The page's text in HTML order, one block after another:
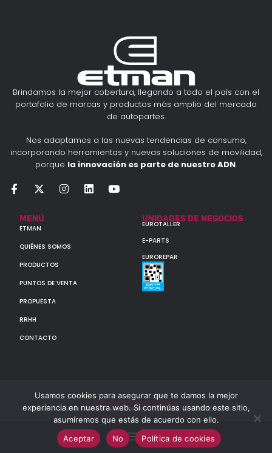
Brindamos la mejor cobertura, llegando a todo el país con el
portafolio de marcas y productos más amplio del mercado
de autopartes.
Nos adaptamos a las nuevas tendencias de consumo,
incorporando herramientas y nuevas soluciones de movilidad,
porque la innovación es parte de nuestro ADN.
MENÚ
ETMAN
QUIÉNES SOMOS
PRODUCTOS
PUNTOS DE VENTA
PROPUESTA
RRHH
CONTACTO
UNIDADES DE NEGOCIOS
EUROTALLER
E-PARTS
EUROREPAR
GRUPO ETMAN : : 2026
Todos los derechos reservados a MULTIORIGINAL PARTS S.A. (CUIT: 30-60142852-7)
Usamos cookies para asegurar que te damos la mejor
experiencia en nuestra web. Si continúas usando este sitio,
asumiremos que estás de acuerdo con ello.
Aceptar
No Política de cookies